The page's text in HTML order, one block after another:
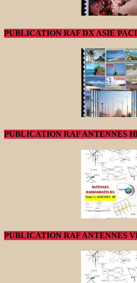
PUBLICATION RAF DX ASIE
PUBLICATION RAF ANTENNES
PUBLICATION RAF ANTENNES